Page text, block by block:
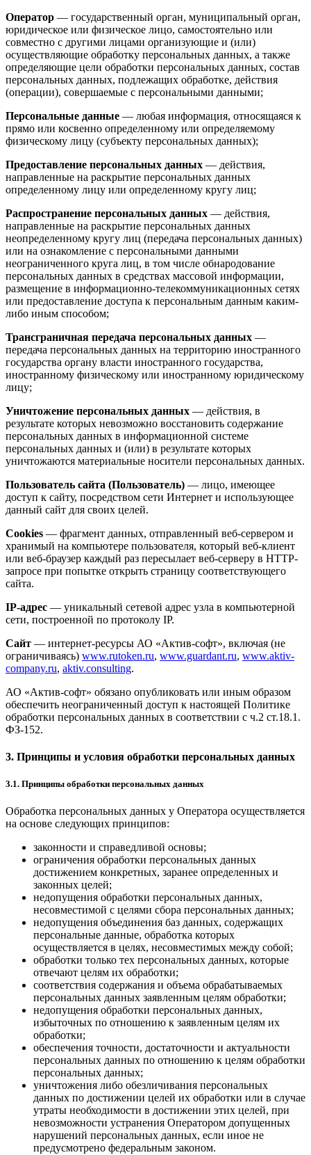
Оператор — государственный орган, муниципальный орган,
юридическое или физическое лицо, самостоятельно или
совместно с другими лицами организующие и (или)
осуществляющие обработку персональных данных, а также
определяющие цели обработки персональных данных, состав
персональных данных, подлежащих обработке, действия
(операции), совершаемые с персональными данными;
Персональные данные — любая информация, относящаяся к
прямо или косвенно определенному или определяемому
физическому лицу (субъекту персональных данных);
Предоставление персональных данных — действия,
направленные на раскрытие персональных данных
определенному лицу или определенному кругу лиц;
Распространение персональных данных — действия,
направленные на раскрытие персональных данных
неопределенному кругу лиц (передача персональных данных)
или на ознакомление с персональными данными
неограниченного круга лиц, в том числе обнародование
персональных данных в средствах массовой информации,
размещение в информационно-телекоммуникационных сетях
или предоставление доступа к персональным данным каким-
либо иным способом;
Трансграничная передача персональных данных —
передача персональных данных на территорию иностранного
государства органу власти иностранного государства,
иностранному физическому или иностранному юридическому
лицу;
Уничтожение персональных данных — действия, в
результате которых невозможно восстановить содержание
персональных данных в информационной системе
персональных данных и (или) в результате которых
уничтожаются материальные носители персональных данных.
Пользователь сайта (Пользователь) — лицо, имеющее
доступ к сайту, посредством сети Интернет и использующее
данный сайт для своих целей.
Cookies — фрагмент данных, отправленный веб-сервером и
хранимый на компьютере пользователя, который веб-клиент
или веб-браузер каждый раз пересылает веб-серверу в HTTP-
запросе при попытке открыть страницу соответствующего
сайта.
IP-адрес — уникальный сетевой адрес узла в компьютерной
сети, построенной по протоколу IP.
Сайт — интернет-ресурсы АО «Актив-софт», включая (не
ограничиваясь) www.rutoken.ru, www.guardant.ru, www.aktiv-
company.ru, aktiv.consulting.
АО «Актив-софт» обязано опубликовать или иным образом
обеспечить неограниченный доступ к настоящей Политике
обработки персональных данных в соответствии с ч.2 ст.18.1.
ФЗ-152.
3. Принципы и условия обработки персональных данных
3.1. Принципы обработки персональных данных
Обработка персональных данных у Оператора осуществляется
на основе следующих принципов:
законности и справедливой основы;
ограничения обработки персональных данных
достижением конкретных, заранее определенных и
законных целей;
недопущения обработки персональных данных,
несовместимой с целями сбора персональных данных;
недопущения объединения баз данных, содержащих
персональные данные, обработка которых
осуществляется в целях, несовместимых между собой;
обработки только тех персональных данных, которые
отвечают целям их обработки;
соответствия содержания и объема обрабатываемых
персональных данных заявленным целям обработки;
недопущения обработки персональных данных,
избыточных по отношению к заявленным целям их
обработки;
обеспечения точности, достаточности и актуальности
персональных данных по отношению к целям обработки
персональных данных;
уничтожения либо обезличивания персональных
данных по достижении целей их обработки или в случае
утраты необходимости в достижении этих целей, при
невозможности устранения Оператором допущенных
нарушений персональных данных, если иное не
предусмотрено федеральным законом.